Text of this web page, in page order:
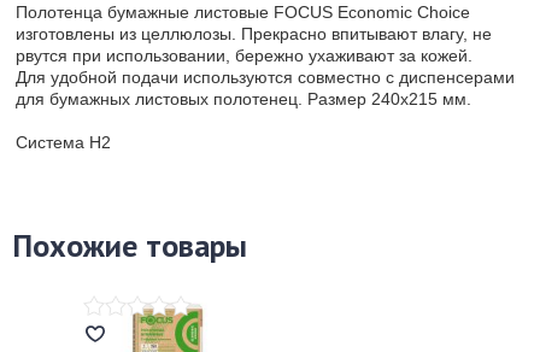
Полотенца бумажные листовые FOCUS Economic Choice
изготовлены из целлюлозы. Прекрасно впитывают влагу, не
рвутся при использовании, бережно ухаживают за кожей.
Для удобной подачи используются совместно с диспенсерами
для бумажных листовых полотенец. Размер 240х215 мм.
Система Н2
Похожие товары